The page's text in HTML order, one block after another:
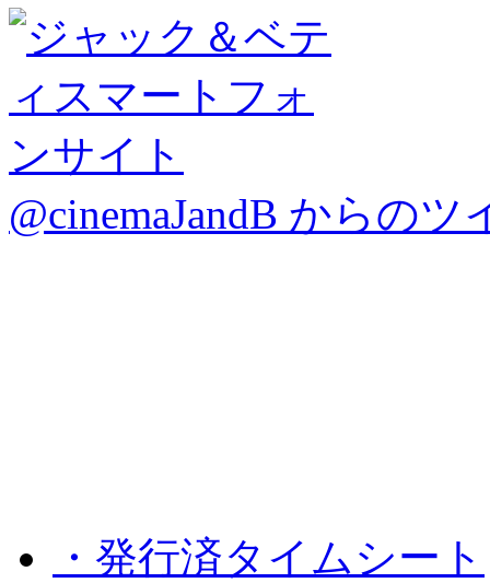
@cinemaJandB からのツ
・発行済タイムシート